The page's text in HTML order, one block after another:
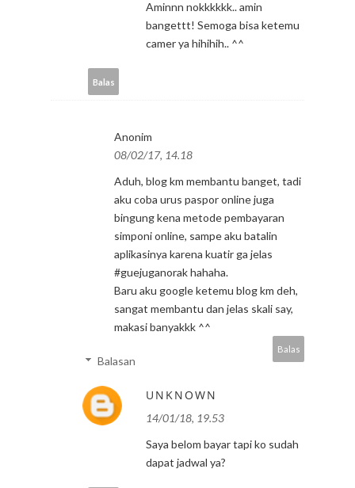
Aminnn nokkkkkk.. amin
bangettt! Semoga bisa ketemu
camer ya hihihih.. ^^
Balas
Anonim
08/02/17, 14.18
Aduh, blog km membantu banget, tadi
aku coba urus paspor online juga
bingung kena metode pembayaran
simponi online, sampe aku batalin
aplikasinya karena kuatir ga jelas
#guejuganorak hahaha.
Baru aku google ketemu blog km deh,
sangat membantu dan jelas skali say,
makasi banyakkk ^^
Balas
Balasan
UNKNOWN
14/01/18, 19.53
Saya belom bayar tapi ko sudah
dapat jadwal ya?